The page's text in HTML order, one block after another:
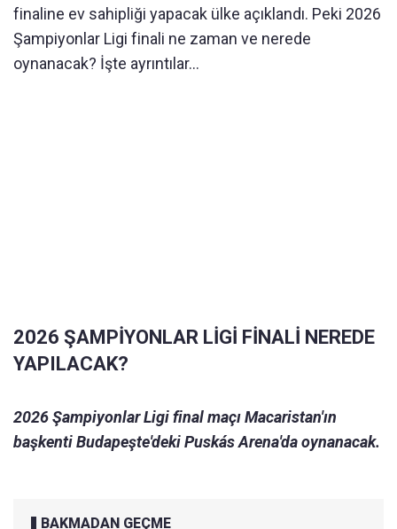
finaline ev sahipliği yapacak ülke açıklandı. Peki 2026
Şampiyonlar Ligi finali ne zaman ve nerede
oynanacak? İşte ayrıntılar...
2026 ŞAMPİYONLAR LİGİ FİNALİ NEREDE
YAPILACAK?
2026 Şampiyonlar Ligi final maçı Macaristan'ın
başkenti Budapeşte'deki Puskás Arena'da oynanacak.
BAKMADAN GEÇME